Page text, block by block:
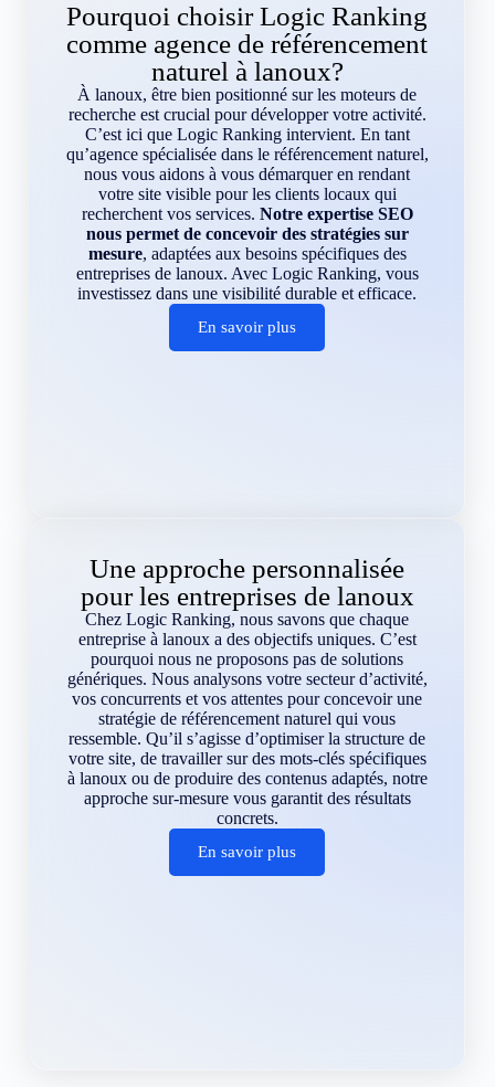
Pourquoi choisir Logic Ranking
comme agence de référencement
naturel à lanoux?
À lanoux, être bien positionné sur les moteurs de
recherche est crucial pour développer votre activité.
C’est ici que Logic Ranking intervient. En tant
qu’agence spécialisée dans le référencement naturel,
nous vous aidons à vous démarquer en rendant
votre site visible pour les clients locaux qui
recherchent vos services. Notre expertise SEO
nous permet de concevoir des stratégies sur
mesure, adaptées aux besoins spécifiques des
entreprises de lanoux. Avec Logic Ranking, vous
investissez dans une visibilité durable et efficace.
En savoir plus
Une approche personnalisée
pour les entreprises de lanoux
Chez Logic Ranking, nous savons que chaque
entreprise à lanoux a des objectifs uniques. C’est
pourquoi nous ne proposons pas de solutions
génériques. Nous analysons votre secteur d’activité,
vos concurrents et vos attentes pour concevoir une
stratégie de référencement naturel qui vous
ressemble. Qu’il s’agisse d’optimiser la structure de
votre site, de travailler sur des mots-clés spécifiques
à lanoux ou de produire des contenus adaptés, notre
approche sur-mesure vous garantit des résultats
concrets.
En savoir plus